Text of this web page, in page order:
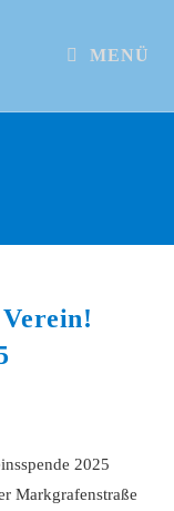
MENÜ
2025
Markgrafenstraße